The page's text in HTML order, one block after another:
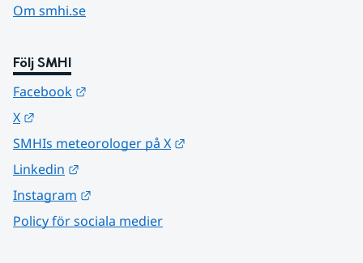
Om smhi.se
Följ SMHI
Facebook
X
SMHIs meteorologer på X
Linkedin
Instagram
Policy för sociala medier